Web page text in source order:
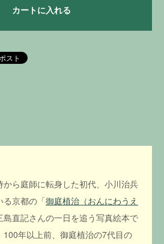
カートに入れる
ら庭師に転身した初代、小川治兵
る京都の「御庭植治（おんにわうえ
島直記さんの一日を追う写真絵本で
年以上前、御庭植治の7代目の